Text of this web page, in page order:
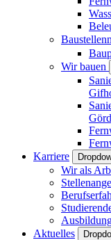
Wir bauen
Karriere
Wir als
Aktuelles